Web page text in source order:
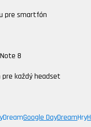
pre smartfón
8
pre každý headset
Google DayDreamHry